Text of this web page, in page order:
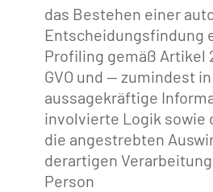
das Bestehen einer
Entscheidungsfindung
Profiling gemäß Artikel
GVO und — zumindest
aussagekräftige
involvierte Logik sowie
die angestrebten
derartigen
Person